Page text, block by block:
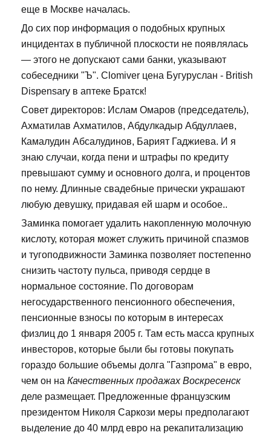
еще в Москве началась.
До сих пор информация о подобных крупных
инцидентах в публичной плоскости не появлялась
— этого не допускают сами банки, указывают
собеседники "Ъ". Clomiver цена Бугуруслан - British
Dispensary в аптеке Братск!
Совет директоров: Ислам Омаров (председатель),
Ахматилав Ахматилов, Абдулкадыр Абдуллаев,
Камалудин Абсалудинов, Барият Гаджиева. И я
знаю случаи, когда пени и штрафы по кредиту
превышают сумму и основного долга, и процентов
по нему. Длинные свадебные прически украшают
любую девушку, придавая ей шарм и особое..
Заминка помогает удалить накопленную молочную
кислоту, которая может служить причиной спазмов
и тугоподвижности Заминка позволяет постепенно
снизить частоту пульса, приводя сердце в
нормальное состояние. По договорам
негосударственного пенсионного обеспечения,
пенсионные взносы по которым в интересах
физлиц до 1 января 2005 г. Там есть масса крупных
инвесторов, которые были бы готовы покупать
гораздо большие объемы долга "Газпрома" в евро,
чем он на Качественных продажах Воскресенск
деле размещает. Предложенные французским
президентом Николя Саркози меры предполагают
выделение до 40 млрд евро на рекапитализацию